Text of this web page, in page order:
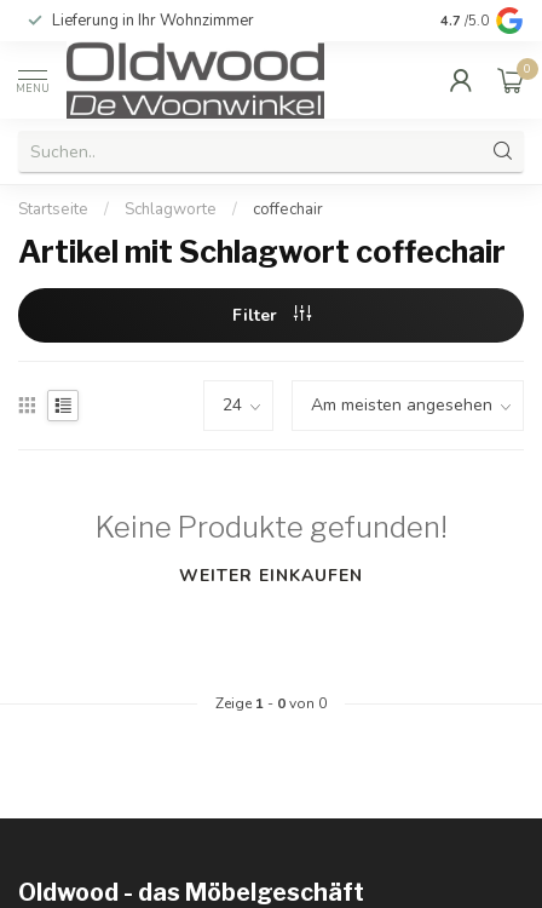
Lieferung in Ihr Wohnzimmer Qualität und
4.7 /5.0
MENU
0
Startseite / Schlagworte / coffechair
Artikel mit Schlagwort coffechair
Filter
Keine Produkte gefunden!
WEITER EINKAUFEN
Zeige 1 - 0von 0
Oldwood - das Möbelgeschäft